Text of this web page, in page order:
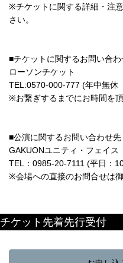
※チケットに関する詳細・注
さい。
■チケットに関するお問い合わ
ローソンチケット
TEL:0570-000-777 (年中無
※お繋ぎするまでにお時間を頂
■公演に関するお問い合わせ先
GAKUONユニティ・フェイス
TEL：0985-20-7111 (平日：
※会場への直接のお問合せは御
チケット先着先行受付